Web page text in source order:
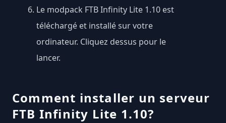
Le modpack FTB Infinity Lite 1.10 est
téléchargé et installé sur votre
ordinateur. Cliquez dessus pour le
lancer.
Comment installer un serveur
FTB Infinity Lite 1.10?